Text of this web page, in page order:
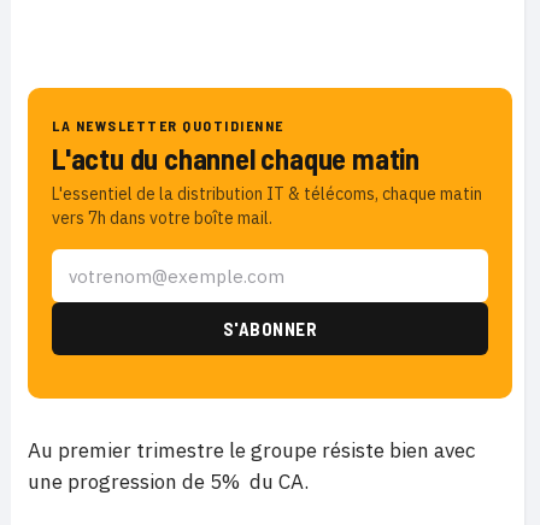
LA NEWSLETTER QUOTIDIENNE
L'actu du channel chaque matin
L'essentiel de la distribution IT & télécoms, chaque matin
vers 7h dans votre boîte mail.
Au premier trimestre le groupe résiste bien avec
une progression de 5% du CA.